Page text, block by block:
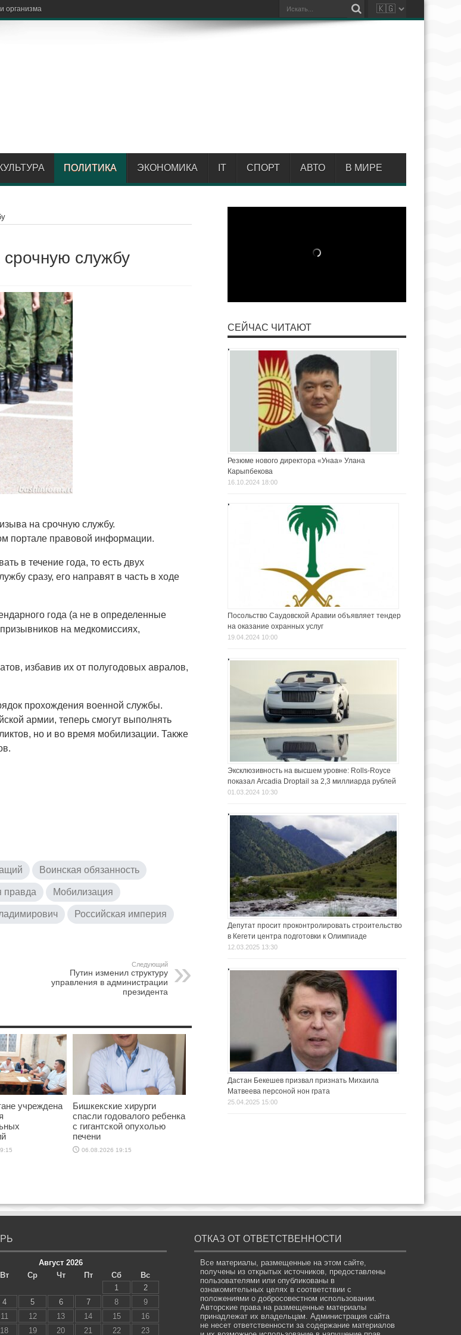
организма
ПОЛИТИКА ЭКОНОМИКА IT СПОРТ АВТО В МИРЕ
службу
на срочную службу.
портале правовой информации.
в течение года, то есть двух
сразу, его направят в часть в ходе
года (а не в определенные
на медкомиссиях,
избавив их от полугодовых авралов,
прохождения военной службы.
армии, теперь смогут выполнять
но и во время мобилизации. Также
Воинская обязанность
правда Мобилизация
Российская империя
Следующий
Путин изменил структуру
управления в администрации
президента
учреждена
Бишкекские хирурги
спасли годовалого ребенка
с гигантской опухолью
печени
06.08.2026 19:15
СЕЙЧАС ЧИТАЮТ
Резюме нового директора «Унаа» Улана
Карыпбекова
16.10.2024 18:00
Посольство Саудовской Аравии объявляет тендер
на оказание охранных услуг
19.04.2024 10:00
Эксклюзивность на высшем уровне: Rolls-Royce
показал Arcadia Droptail за 2,3 миллиарда рублей
01.03.2024 10:30
Депутат просит проконтролировать строительство
в Кегети центра подготовки к Олимпиаде
12.03.2025 13:30
Дастан Бекешев призвал признать Михаила
Матвеева персоной нон грата
25.04.2025 15:00
Август 2026
Вт Ср Чт Пт Сб
Вс
1
2
4 5 6 7 8
9
11 12 13 14 15
16
18 19 20 21 22 23
ОТКАЗ ОТ ОТВЕТСТВЕННОСТИ
Все материалы, размещенные на этом сайте,
получены из открытых источников, предоставлены
пользователями или опубликованы в
ознакомительных целях в соответствии с
положениями о добросовестном использовании.
Авторские права на размещенные материалы
принадлежат их владельцам. Администрация сайта
не несет ответственности за содержание материалов